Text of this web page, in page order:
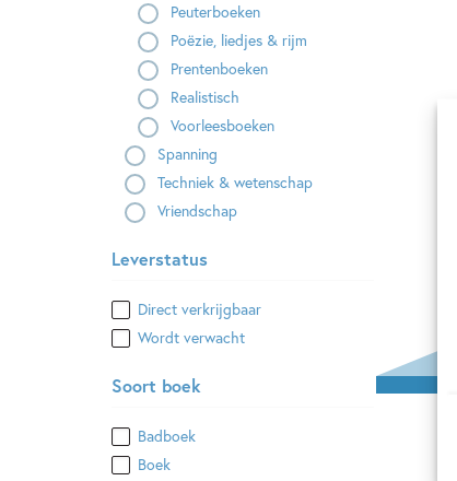
Peuterboeken
Poëzie, liedjes & rijm
Prentenboeken
Realistisch
Voorleesboeken
Spanning
Techniek & wetenschap
Vriendschap
Leverstatus
Direct verkrijgbaar
Wordt verwacht
Soort boek
Badboek
Boek